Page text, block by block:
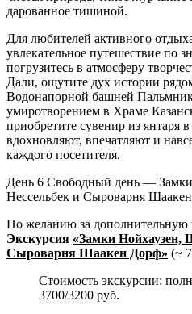
дарованное тишиной.
Для любителей активного
увлекательное путешествие по
погрузитесь в атмосферу
Дали, ощутите дух истории
Водонапорной башней
умиротворением в Храме
приобретите сувенир из янтаря
вдохновляют, впечатляют и
каждого посетителя.
День 6 Свободный день —
Нессельбек и Сыроварня
По желанию за дополнительную
Экскурсия «Замки Нойхаузен,
Сыроварня Шаакен Дорф» (~
Стоимость экскурсии:
3700/3200 руб.